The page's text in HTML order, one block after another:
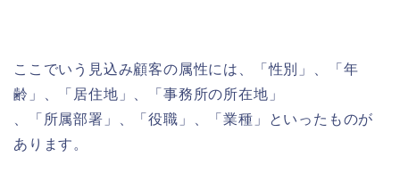
ここでいう見込み顧客の属性には、「性別」、「年
齢」、「居住地」、「事務所の所在地」
、「所属部署」、「役職」、「業種」といったものが
あります。